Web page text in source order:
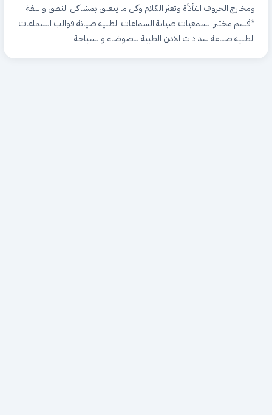
ومخارج الحروف التأتأة وتعثر الكلام وكل ما يتعلق بمشاكل النطق واللغة
*قسم مختبر السمعيات صيانة السماعات الطبية صيانة قوالب السماعات
الطبية صناعة سدادات الاذن الطبية للضوضاء والسباحة